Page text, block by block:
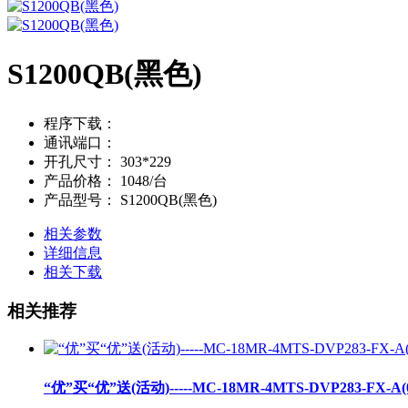
S1200QB(黑色)
程序下载：
通讯端口：
开孔尺寸：
303*229
产品价格：
1048/台
产品型号：
S1200QB(黑色)
相关参数
详细信息
相关下载
相关推荐
“优”买“优”送(活动)-----MC-18MR-4MTS-DVP283-FX-